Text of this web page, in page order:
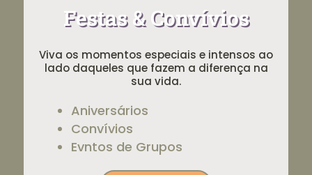
Festas & Convívios
Viva os momentos especiais e intensos ao
lado daqueles que fazem a diferença na
sua vida.
Aniversários
Convívios
Evntos de Grupos